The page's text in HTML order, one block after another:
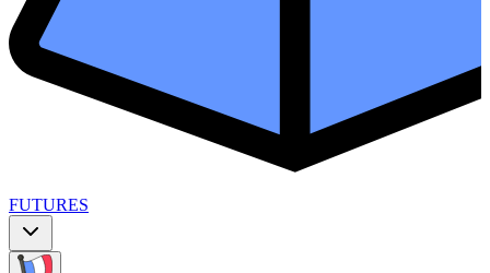
FUTURES